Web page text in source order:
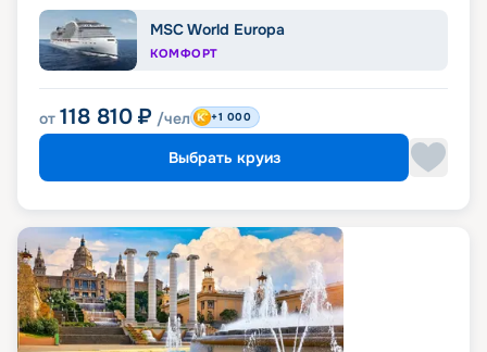
MSC World Europa
КОМФОРТ
от 118 810 ₽ /чел +1 000
Выбрать круиз